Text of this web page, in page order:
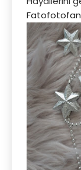
Fatofotofan